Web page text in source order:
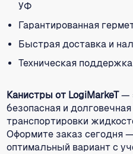
УФ
Гарантированная
Быстрая доставка и
Техническая
Канистры от LogiMarkeT—
безопасная и
транспортировки
Оформите заказ сегодня
оптимальный вариант с